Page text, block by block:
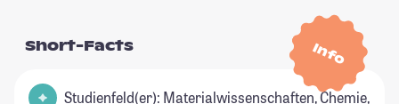
Info
Short-Facts
Studienfeld(er): Materialwissenschaften, Chemie,